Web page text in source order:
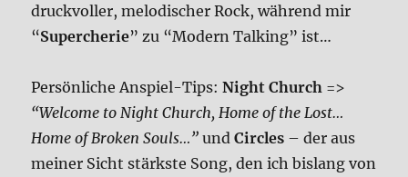
druck­vol­ler, melo­di­scher Rock, wäh­rend mir
“Super­che­rie” zu “Modern Tal­king” ist…
Per­sön­li­che Anspiel-Tips:Night Church =>
“Wel­co­me to Night Church, Home of the Lost…
Home of Bro­ken Souls…”undCir­cles – der aus
mei­ner Sicht stärk­ste Song, den ich bis­lang von